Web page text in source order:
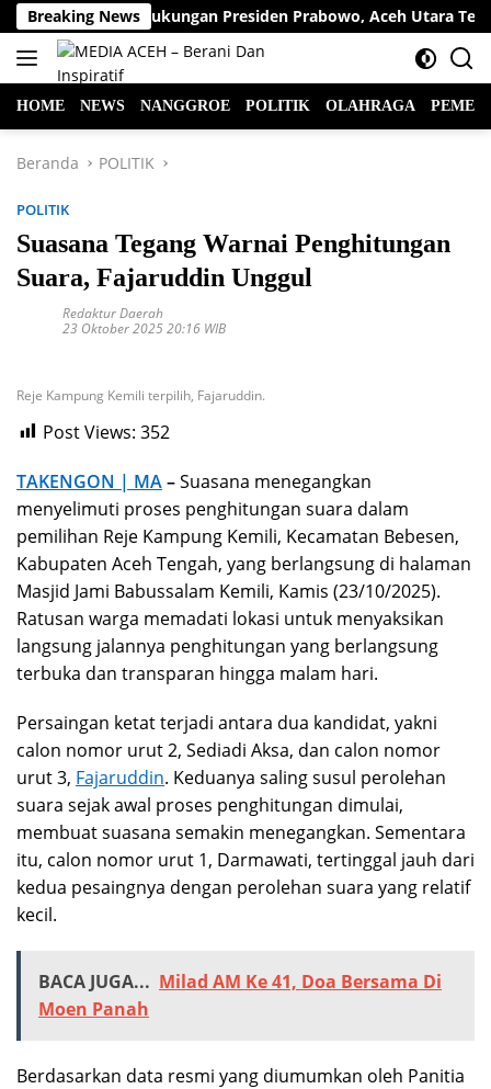
Langsung
ke
konten
Breaking News
Wa Apresiasi Dukungan Presiden Prabowo, Aceh Utara
HOME NEWS NANGGROE POLITIK OLAHRAGA
Beranda POLITIK
POLITIK
Suasana Tegang Warnai Penghitungan
Suara, Fajaruddin Unggul
Redaktur Daerah
23 Oktober 2025 20:16 WIB
Reje Kampung Kemili terpilih, Fajaruddin.
Post Views: 352
TAKENGON | MA–Suasana menegangkan
menyelimuti proses penghitungan suara dalam
pemilihan Reje Kampung Kemili, Kecamatan Bebesen,
Kabupaten Aceh Tengah, yang berlangsung di halaman
Masjid Jami Babussalam Kemili, Kamis (23/10/2025).
Ratusan warga memadati lokasi untuk menyaksikan
langsung jalannya penghitungan yang berlangsung
terbuka dan transparan hingga malam hari.
Persaingan ketat terjadi antara dua kandidat, yakni
calon nomor urut 2, Sediadi Aksa, dan calon nomor
urut 3, Fajaruddin. Keduanya saling susul perolehan
suara sejak awal proses penghitungan dimulai,
membuat suasana semakin menegangkan. Sementara
itu, calon nomor urut 1, Darmawati, tertinggal jauh dari
kedua pesaingnya dengan perolehan suara yang relatif
kecil.
BACA JUGA... Milad AM Ke 41, Doa Bersama Di
Moen Panah
Berdasarkan data resmi yang diumumkan oleh Panitia